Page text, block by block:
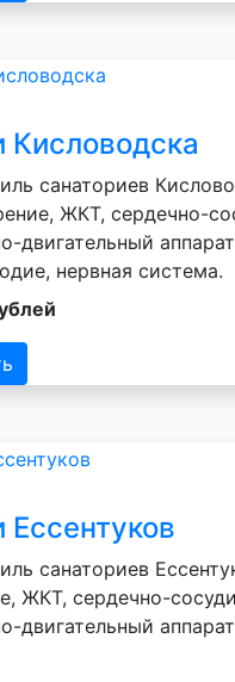
Кисловодска
санаториев
ЖКТ, сердечно-
двигательный
нервная система.
Ессентуков
санаториев
ЖКТ, сердечно-
двигательный